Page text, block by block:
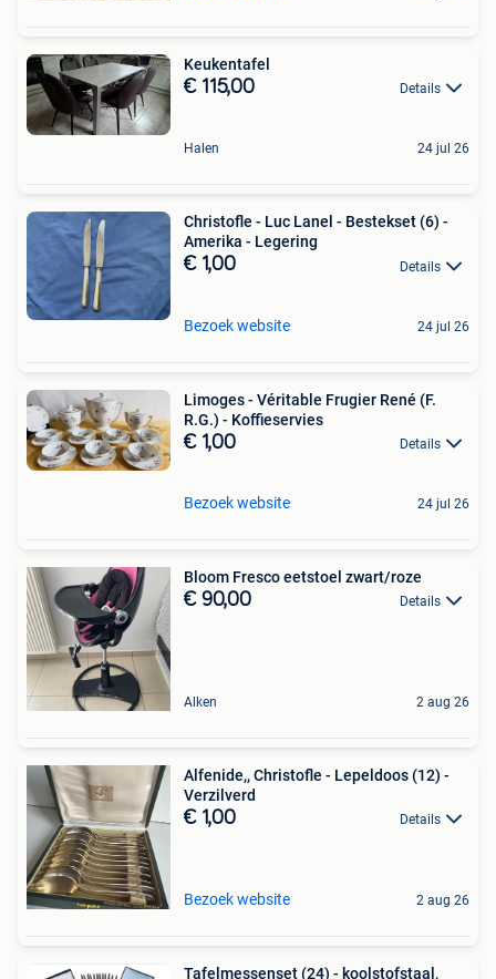
Keukentafel
€ 115,00 Details
Halen 24 jul 26
Christofle - Luc Lanel - Bestekset (6) -
Amerika - Legering
€ 1,00 Details
Bezoek website 24 jul 26
Limoges - Véritable Frugier René (F.
R.G.) - Koffieservies
€ 1,00 Details
Bezoek website 24 jul 26
Bloom Fresco eetstoel zwart/roze
€ 90,00 Details
Alken 2 aug 26
Alfenide,, Christofle - Lepeldoos (12) -
Verzilverd
€ 1,00 Details
Bezoek website 2 aug 26
Tafelmessenset (24) - koolstofstaal,